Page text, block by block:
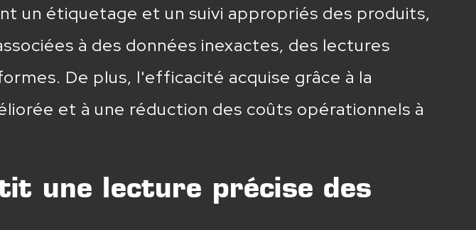
un étiquetage et un suivi appropriés des produits,
à des données inexactes, des lectures
De plus, l'efficacité acquise grâce à la
et à une réduction des coûts opérationnels à
une lecture précise des